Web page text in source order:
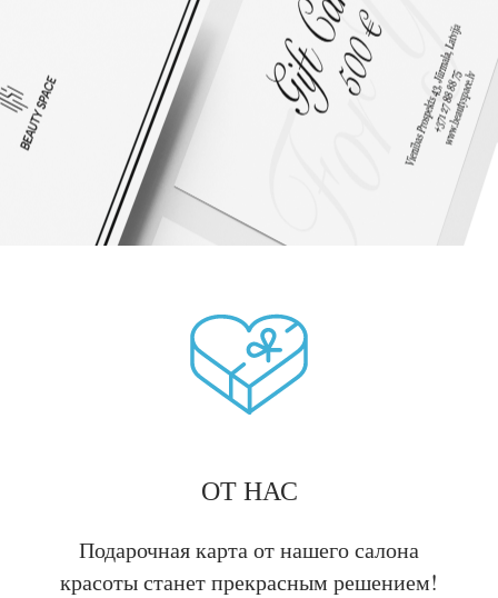
ОТ НАС
Подарочная карта от нашего салона
красоты станет прекрасным решением!